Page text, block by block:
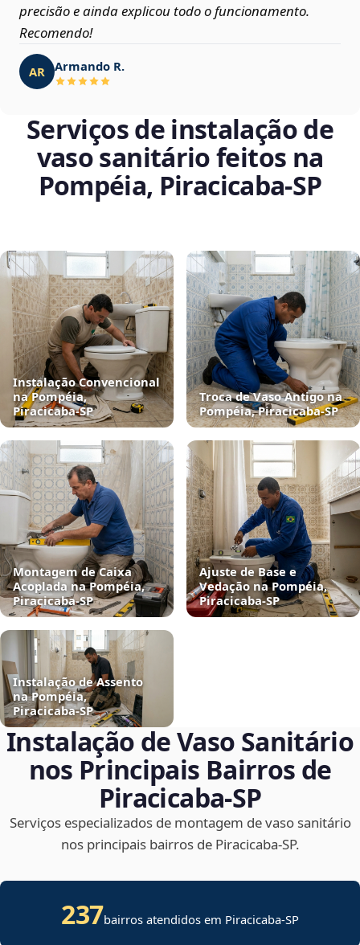
precisão e ainda explicou todo o funcionamento.
Recomendo!
AR Armando R.
Serviços de instalação de
vaso sanitário feitos na
Pompéia, Piracicaba‑SP
Instalação Convencional
na Pompéia,
Piracicaba‑SP
Troca de Vaso Antigo na
Pompéia, Piracicaba‑SP
Montagem de Caixa
Acoplada na Pompéia,
Piracicaba‑SP
Ajuste de Base e
Vedação na Pompéia,
Piracicaba‑SP
Instalação de Assento
na Pompéia,
Piracicaba‑SP
Instalação de Vaso Sanitário
nos Principais Bairros de
Piracicaba‑SP
Serviços especializados de montagem de vaso sanitário
nos principais bairros de Piracicaba‑SP.
237bairros atendidos em Piracicaba-SP